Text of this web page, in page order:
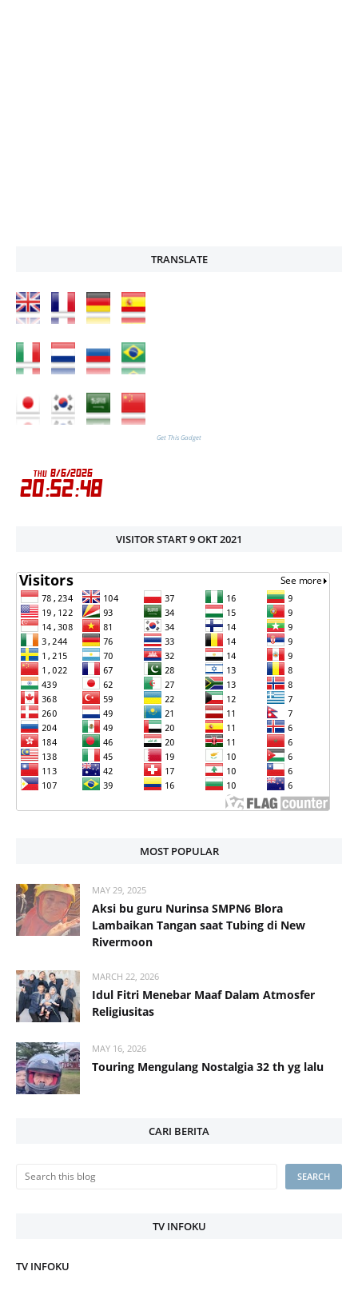
TRANSLATE
Get This Gadget
VISITOR START 9 OKT 2021
MOST POPULAR
MAY 29, 2025
Aksi bu guru Nurinsa SMPN6 Blora
Lambaikan Tangan saat Tubing di New
Rivermoon
MARCH 22, 2026
Idul Fitri Menebar Maaf Dalam Atmosfer
Religiusitas
MAY 16, 2026
Touring Mengulang Nostalgia 32 th yg lalu
CARI BERITA
TV INFOKU
TV INFOKU